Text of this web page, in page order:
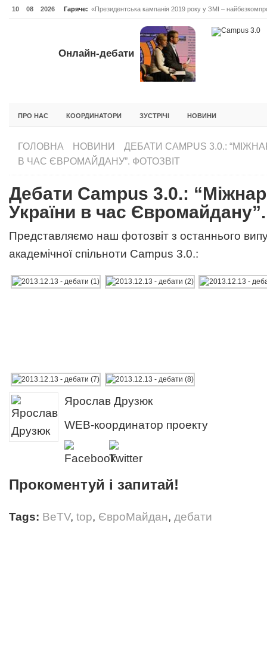
10 08 2026 Гаряче: «Президентська кампанія 2019 року у ЗМІ –
Онлайн-дебати #Відповідальне лідерство. Випуск 3
ОНЛАЙН-ДЕБАТИ #ВІДПОВІДАЛЬНЕ ЛІДЕРСТВО.
Онлайн-дебати
ПРО НАС КООРДИНАТОРИ ЗУСТРІЧІ НОВИНИ
ГОЛОВНА НОВИНИ
ДЕБАТИ CAMPUS 3.0.:
В ЧАС ЄВРОМАЙДАНУ”. ФОТОЗВІТ
Дебати Campus 3.0.:
України в час
Представляємо наш фотозвіт з останнього
академічної спільноти Campus 3.0.:
Ярослав Друзюк
WEB-координатор проекту
Прокоментуй і запитай!
Tags: BeTV, top, ЄвроМайдан, дебати